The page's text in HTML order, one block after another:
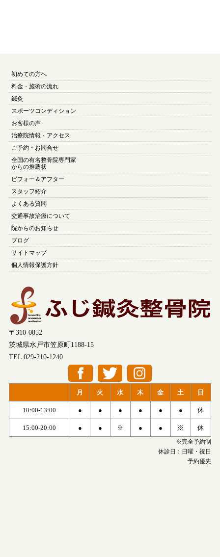
初めての方へ
料金・施術の流れ
鍼灸
スポーツコンディション
お客様の声
治療院情報・アクセス
ご予約・お問合せ
全国の有名整骨院専門家
からの推薦状
ビフォー＆アフター
スタッフ紹介
よくある質問
交通事故治療について
院からのお知らせ
ブログ
サイトマップ
個人情報保護方針
〒310-0852
茨城県水戸市笠原町1188-15
TEL 029-210-1240
月 火 水 木 金 土 日
10:00-13:00 ● ● ● ● ● ● 休
15:00-20:00 ● ● ※ ● ● ※ 休
※完全予約制
休診日：日曜・祝日
予約優先